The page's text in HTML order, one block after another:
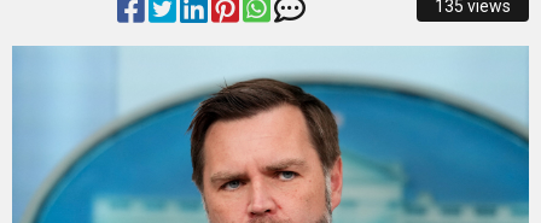
MUSTAFA KESER’DEN MÜZİK VE KAHKAHA
DOLU GECE
BÜYÜKŞEHİR HARMANCIK’TA DA YOLLARI
15:55 FETİH COŞKUSU KELES’E TAŞINDI
135 views